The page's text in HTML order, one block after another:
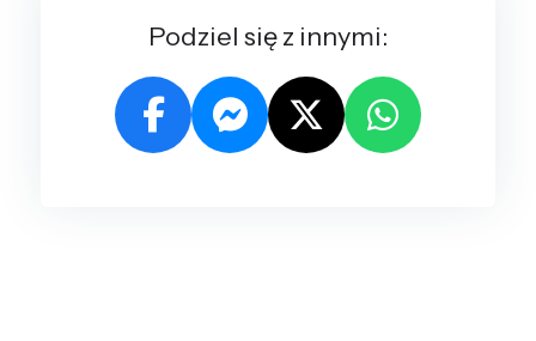
Podziel się z innymi: